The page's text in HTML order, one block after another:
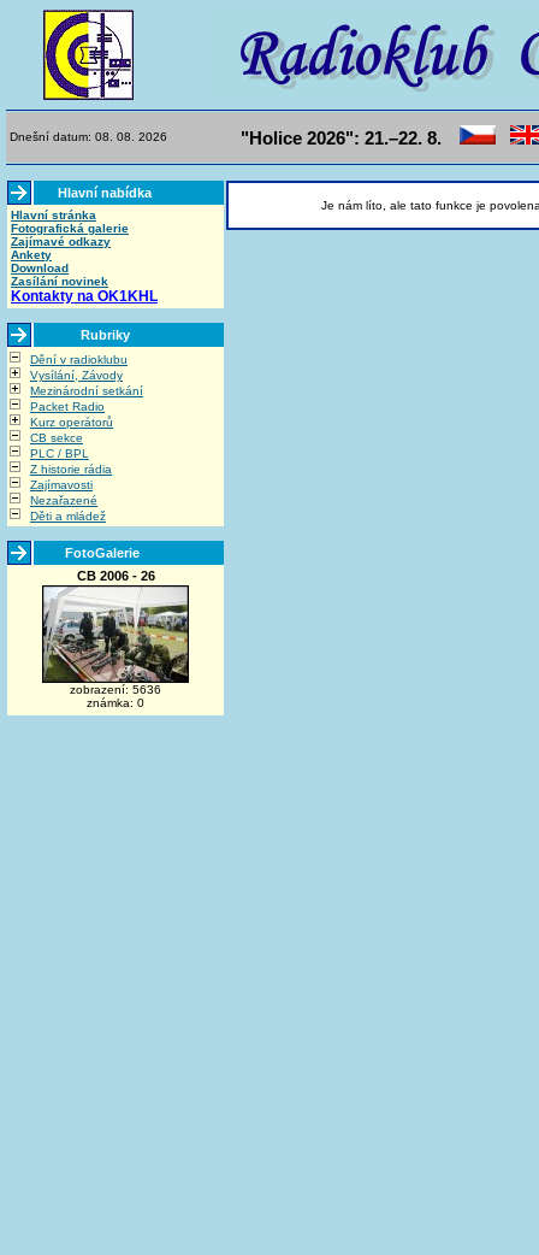
Dnešní datum: 08. 08. 2026 "Holice 2026": 21.–22. 8.
Hlavní nabídka
Hlavní stránka
Fotografická galerie
Zajímavé odkazy
Ankety
Download
Zasílání novinek
Kontakty na OK1KHL
Rubriky
Dění v radioklubu
Vysílání, Závody
Mezinárodní setkání
Packet Radio
Kurz operátorů
CB sekce
PLC / BPL
Z historie rádia
Zajímavosti
Nezařazené
Děti a mládež
FotoGalerie
CB 2006 - 26
zobrazení: 5636
známka: 0
Je nám líto, ale tato funkce je